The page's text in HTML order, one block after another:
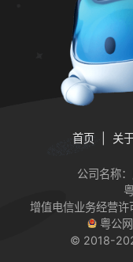
首页 关
公司名称
增值电信业务经营许
粤公
© 2018-